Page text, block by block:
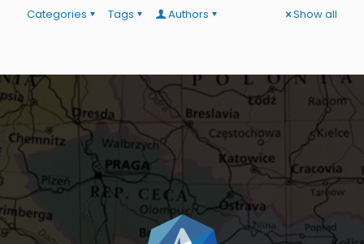
Categories Tags Authors Show all